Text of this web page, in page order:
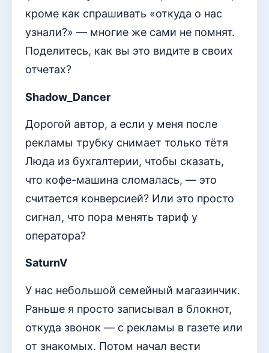
кроме как спрашивать «откуда о нас
узнали?» — многие же сами не помнят.
Поделитесь, как вы это видите в своих
отчетах?
Shadow_Dancer
Дорогой автор, а если у меня после
рекламы трубку снимает только тётя
Люда из бухгалтерии, чтобы сказать,
что кофе-машина сломалась, — это
считается конверсией? Или это просто
сигнал, что пора менять тариф у
оператора?
SaturnV
У нас небольшой семейный магазинчик.
Раньше я просто записывал в блокнот,
откуда звонок — с рекламы в газете или
от знакомых. Потом начал вести